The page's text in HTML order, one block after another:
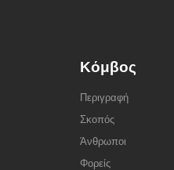
Κόμβος
Περιγραφή
Σκοπός
Άνθρωποι
Φορείς